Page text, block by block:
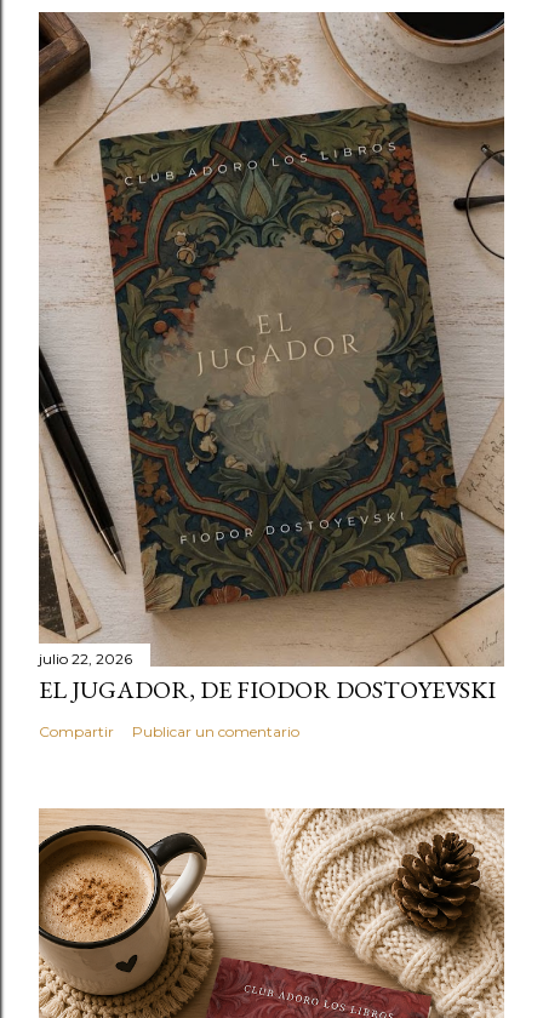
julio 22, 2026
EL JUGADOR, DE FIODOR DOSTOYEVSKI
Compartir Publicar un comentario